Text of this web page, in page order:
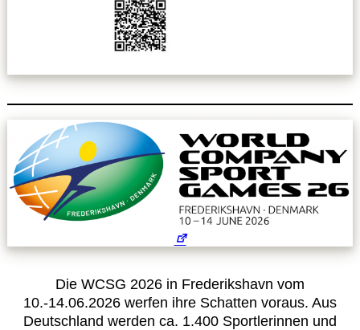
Anmeldung zum Erste-Hilfe-Kurs
Downloads
Kalender
Site Map
Betriebssportiade
Die WCSG 2026 in Frederikshavn vom
10.-14.06.2026 werfen ihre Schatten voraus. Aus
Deutschland werden ca. 1.400 Sportlerinnen und